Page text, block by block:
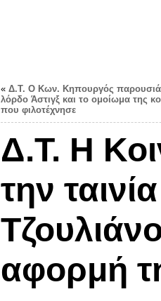
« Δ.Τ. Ο Κων. Κηπουργός
λόρδο Άστιγξ και το ομοίωμα της
που φιλοτέχνησε
Δ.Τ. Η
την
αφορμή